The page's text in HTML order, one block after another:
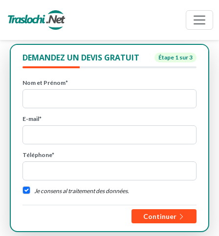
DEMANDEZ UN DEVIS GRATUIT Étape 1 sur 3
Nom et Prénom*
E-mail*
Téléphone*
Je consens al traitement des données.
Continuer